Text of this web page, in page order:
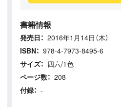
書籍情報
発売日： 2016年1月14日（木）
ISBN： 978-4-7973-8495-6
サイズ： 四六/1色
ページ数： 208
付録： -